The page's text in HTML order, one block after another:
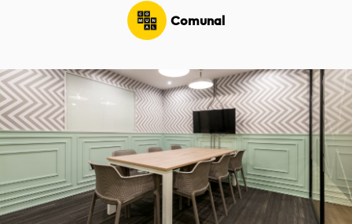
Solicitar
Comunal